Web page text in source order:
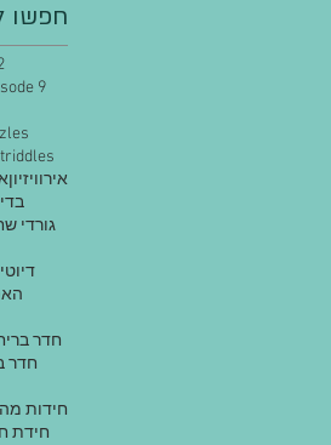
:חפשו
2
9
riddles
אירוויזיון
גורדי
חדר
חדר
חידות
חידת